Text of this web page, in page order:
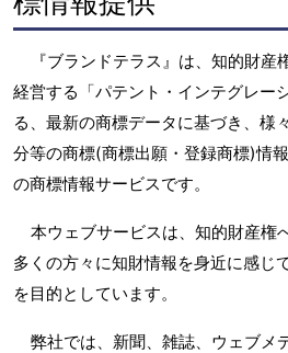
『ブランドテラス』は、知的財
経営する「パテント・インテグレー
る、最新の商標データに基づき、様
分等の商標(商標出願・登録商標)情
の商標情報サービスです。
本ウェブサービスは、知的財産権
多くの方々に知財情報を身近に感じ
を目的としています。
弊社では、新聞、雑誌、ウェブメ